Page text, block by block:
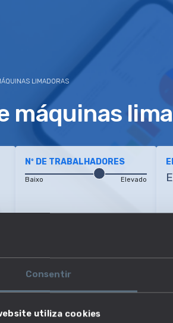
Consentir
utiliza cookies
LIMADORAS
máquinas
Nº DE TRABALHADORES
Baixo Elevado